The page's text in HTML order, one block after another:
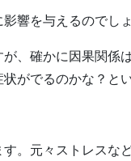
響を与えるのでし
、確かに因果関係
がでるのかな？と
。元々ストレスな